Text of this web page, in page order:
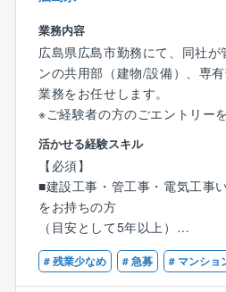
オリックスグループ
【事業基盤】
株式会社大京のグループ会社
（サーパスマンション）の管理
持管理業を全国で展開してお
績を着実に伸ばしています。
【事業概要】
グループで展開する「サーパス
め、分譲マンションやビル等の
してマンションにお住まいの
り、資産価値を維持し続ける
す。
業務内容
広島県広島市勤務にて、同社が
ンの共用部（建物/設備）、専
業務をお任せします。
※ご経験者の方のごエントリー
【具体的な業務内容】
■工事提案：フロント担当(営業
工事提案(工事の内容の説明／
います。
■工事施工管理：工事がスムー
工事業者への指導、品質チェ
■見積書作成：マンション不具
活かせる経験スキル
【必須】
■建設工事・管工事・電気工事
をお持ちの方
（目安として5年以上）
■普通自動車免許第一種
【歓迎】
# 残業少なめ # 急募 # マンショ